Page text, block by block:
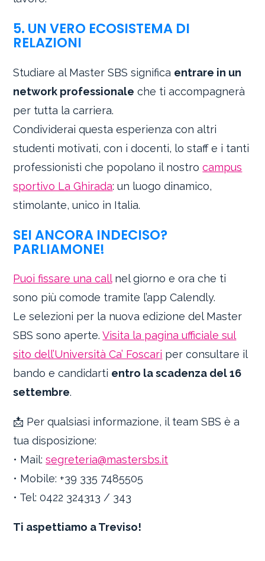
5. UN VERO ECOSISTEMA DI
RELAZIONI
Studiare al Master SBS significa entrare in un
network professionale che ti accompagnerà
per tutta la carriera.
Condividerai questa esperienza con altri
studenti motivati, con i docenti, lo staff e i tanti
professionisti che popolano il nostrocampus
sportivo La Ghirada: un luogo dinamico,
stimolante, unico in Italia.
SEI ANCORA INDECISO?
PARLIAMONE!
Puoi fissare una callnel giorno e ora che ti
sono più comode tramite l’app Calendly.
Le selezioni per la nuova edizione del Master
SBS sono aperte.Visita la pagina ufficiale sul
sito dell’Università Ca’ Foscari per consultare il
bando e candidarti entro la scadenza del 16
settembre.
📩 Per qualsiasi informazione, il team SBS è a
tua disposizione:
• Mail:segreteria@mastersbs.it
• Mobile: +39 335 7485505
• Tel: 0422 324313 / 343
Ti aspettiamo a Treviso!